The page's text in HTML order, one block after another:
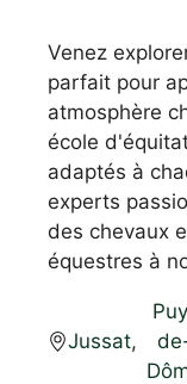
Venez
parfait pour
atmosphère
école
adaptés à
experts
des chevaux
équestres à
Jussat,